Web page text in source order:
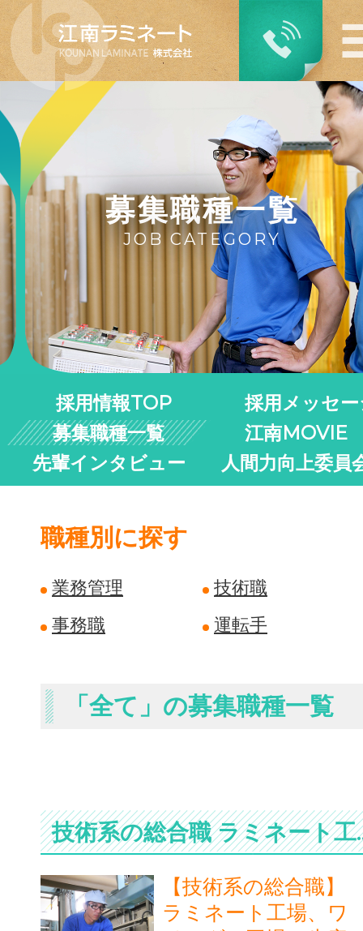
募集職種一覧
採用情報TOP
採用メッセ
募集職種一覧
江南MOVIE
先輩インタビュー
人間力向上委員
職種別に探す
業務管理
技術職
事務職
運転手
「全て」の募集職種一覧
技術系の総合職
【技術系の総合職】
ラミネート工場、ワ